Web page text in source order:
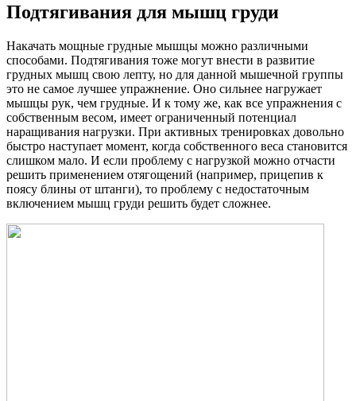
Подтягивания для мышц груди
Накачать мощные грудные мышцы можно различными
способами. Подтягивания тоже могут внести в развитие
грудных мышц свою лепту, но для данной мышечной группы
это не самое лучшее упражнение. Оно сильнее нагружает
мышцы рук, чем грудные. И к тому же, как все упражнения с
собственным весом, имеет ограниченный потенциал
наращивания нагрузки. При активных тренировках довольно
быстро наступает момент, когда собственного веса становится
слишком мало. И если проблему с нагрузкой можно отчасти
решить применением отягощений (например, прицепив к
поясу блины от штанги), то проблему с недостаточным
включением мышц груди решить будет сложнее.